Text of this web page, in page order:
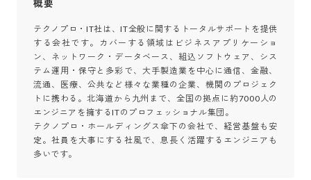
概要
テクノプロ・IT社は、IT全般に関するトータルサポートを提供
する会社です。カバーする領域はビジネスアプリケーショ
ン、ネットワーク・データベース、組込ソフトウェア、シス
テム運用・保守と多彩で、大手製造業を中心に通信、金融、
流通、医療、公共など様々な業種の企業、機関のプロジェク
トに携わる。北海道から九州まで、全国の拠点に約7000人の
エンジニアを擁するITのプロフェッショナル集団。
テクノプロ・ホールディングス傘下の会社で、経営基盤も安
定。社員を大事にする社風で、息長く活躍するエンジニアも
多いです。